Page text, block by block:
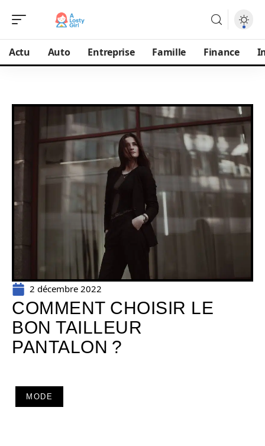
Actu Auto Entreprise Famille Finance
2 décembre 2022
COMMENT CHOISIR LE
BON TAILLEUR
PANTALON ?
MODE